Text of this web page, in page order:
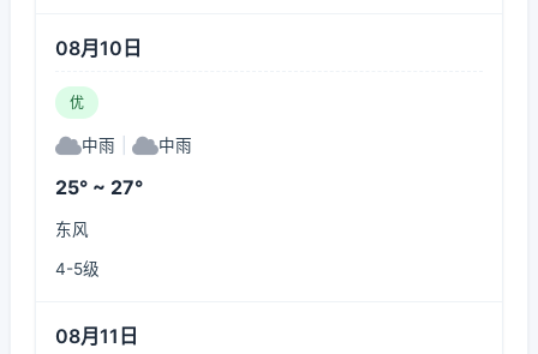
08月10日
优
中雨 中雨
25° ~ 27°
东风
4-5级
08月11日